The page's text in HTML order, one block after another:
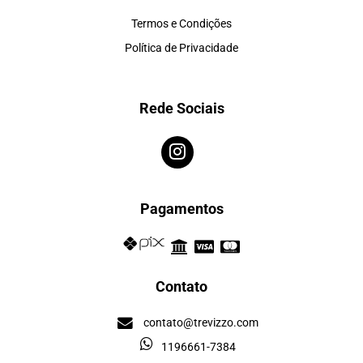
Termos e Condições
Política de Privacidade
Rede Sociais
Pagamentos
Contato
contato@trevizzo.com
1196661-7384